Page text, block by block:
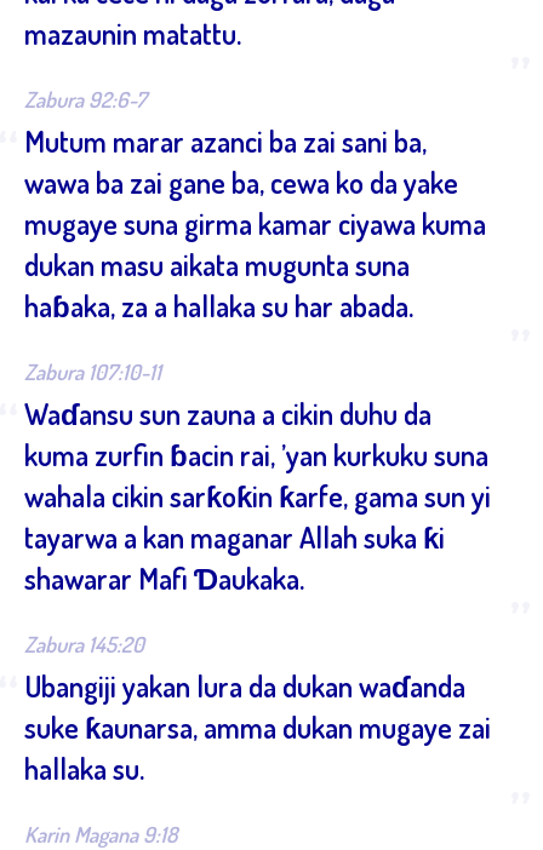
mazaunin matattu.
Zabura 92:6-7
Mutum marar azanci ba zai sani ba,
wawa ba zai gane ba, cewa ko da yake
mugaye suna girma kamar ciyawa kuma
dukan masu aikata mugunta suna
haɓaka, za a hallaka su har abada.
Zabura 107:10-11
Waɗansu sun zauna a cikin duhu da
kuma zurfin ɓacin rai, ’yan kurkuku suna
wahala cikin sarƙoƙin ƙarfe, gama sun yi
tayarwa a kan maganar Allah suka ƙi
shawarar Mafi Ɗaukaka.
Zabura 145:20
Ubangiji yakan lura da dukan waɗanda
suke ƙaunarsa, amma dukan mugaye zai
hallaka su.
Karin Magana 9:18